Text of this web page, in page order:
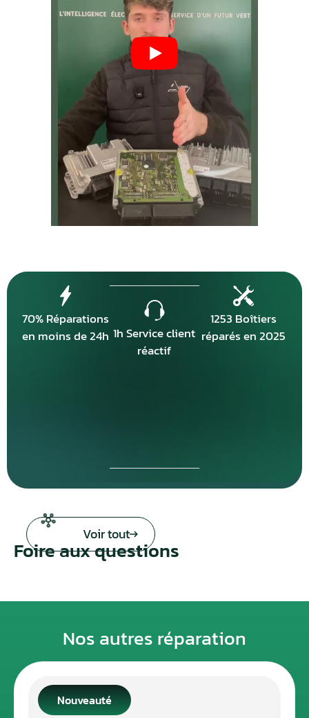
70% Réparations
en moins de 24h 1h Service client
réactif
1253 Boîtiers
réparés en 2025
Voir tout
Foire aux questions
Nos autres réparation
Nouveauté